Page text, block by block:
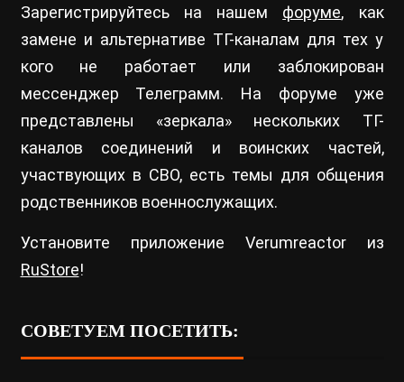
Зарегистрируйтесь на нашем форуме, как
замене и альтернативе ТГ-каналам для тех у
кого не работает или заблокирован
мессенджер Телеграмм. На форуме уже
представлены «зеркала» нескольких ТГ-
каналов соединений и воинских частей,
участвующих в СВО, есть темы для общения
родственников военнослужащих.
Установите приложение Verumreactor из
RuStore!
СОВЕТУЕМ ПОСЕТИТЬ: